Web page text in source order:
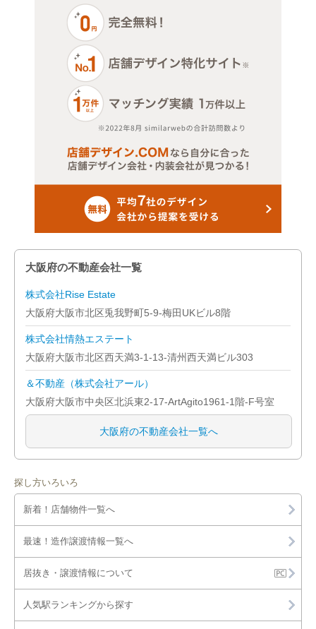
大阪府の不動産会社一覧
株式会社Rise Estate
大阪府大阪市北区兎我野町5-9-梅田UKビル8階
株式会社情熱エステート
大阪府大阪市北区西天満3-1-13-清州西天満ビル303
＆不動産（株式会社アール）
大阪府大阪市中央区北浜東2-17-ArtAgito1961-1階-F号室
大阪府の不動産会社一覧へ
探し方いろいろ
新着！店舗物件一覧へ
最速！造作譲渡情報一覧へ
居抜き・譲渡情報について
人気駅ランキングから探す